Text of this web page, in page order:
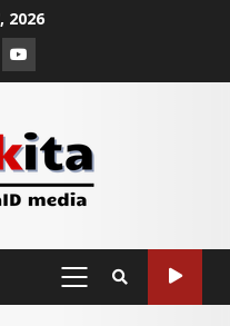
2026
Youtube
PRIMARY